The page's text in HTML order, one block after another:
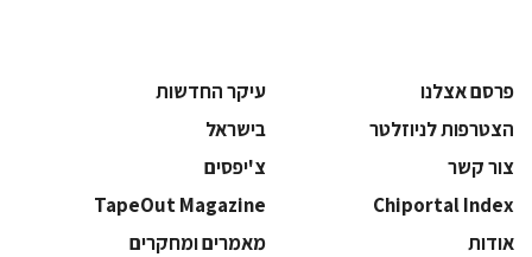
פרסם אצלנו
עיקר החדשות
הצטרפות לניוזלטר
בישראל
צור קשר
צ'יפסים
Chiportal Index
TapeOut Magazine
אודות
מאמרים ומחקרים